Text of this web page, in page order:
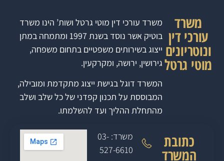
משרד
עורכי דין
ונוטריונים
מוטי גרטל
משרד עורכי דין מוטי גרטל ושות’ הינו משרד
בוטיק אשר נוסד בשנת 1997 ומתמחה במתן
ייצוג בשירותים משפטיים בתחום משפחה,
גירושין, ירושה, ומקרקעין.
המשרד דוגל בגישת ייצוג מתקדמת ומובילה,
המבוססת על תכנון קפדני של כל שלב ושלב
מהתחלת ההליך ועד להשלמתו.
כתובת
המשרד
משרד: 03-
527-6610